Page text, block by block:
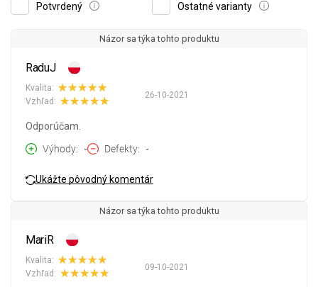
Potvrdený Ostatné varianty
Názor sa týka tohto produktu
RaduJ
26-10-2021
Kvalita:
Vzhľad:
Odporúčam.
Výhody
- Defekty -
Ukážte pôvodný komentár
Názor sa týka tohto produktu
MariR
09-10-2021
Kvalita:
Vzhľad: